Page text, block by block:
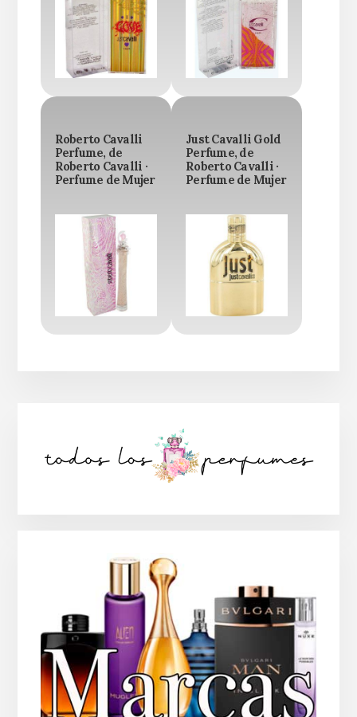
Roberto Cavalli
Perfume, de
Roberto Cavalli ·
Perfume de Mujer
Just Cavalli Gold
Perfume, de
Roberto Cavalli ·
Perfume de Mujer
lateral